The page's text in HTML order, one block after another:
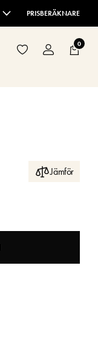
PRISBERÄKNARE
0
Jämför